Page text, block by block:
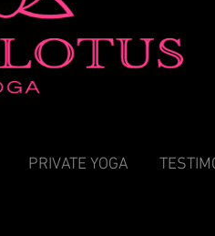
PRIVATE YOGA